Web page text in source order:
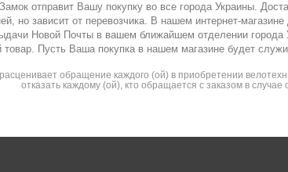
отправит Вашу покупку во все города Украины.
но зависит от перевозчика. В нашем интернет-
Новой Почты в вашем ближайшем отделении
Пусть Ваша покупка в нашем магазине будет
обращение каждого (ой) в приобретении
отказать каждому (ой), кто обращается с заказом в